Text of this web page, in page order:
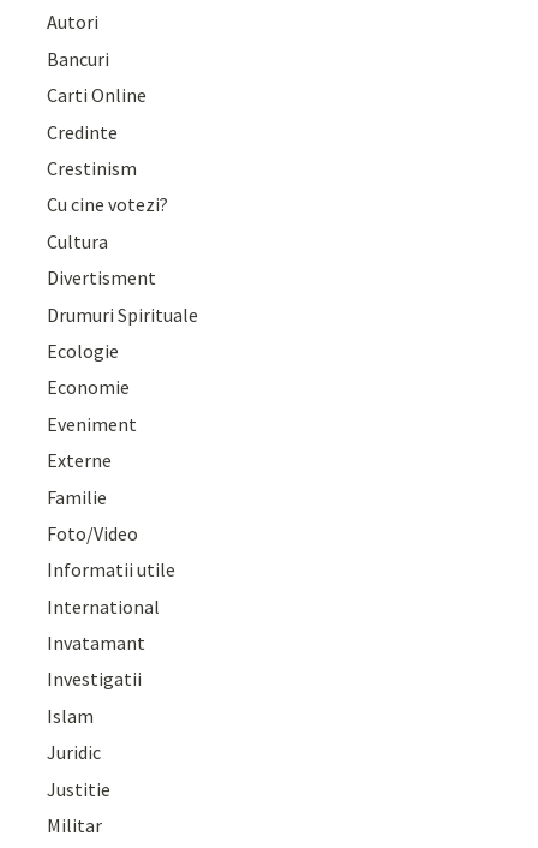
Autori
Bancuri
Carti Online
Credinte
Crestinism
Cu cine votezi?
Cultura
Divertisment
Drumuri Spirituale
Ecologie
Economie
Eveniment
Externe
Familie
Foto/Video
Informatii utile
International
Invatamant
Investigatii
Islam
Juridic
Justitie
Militar